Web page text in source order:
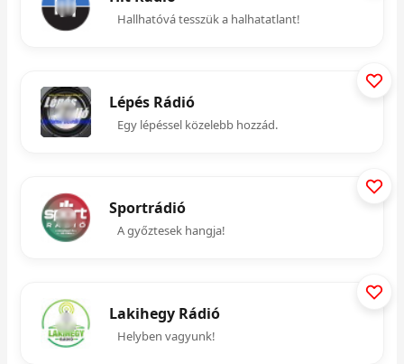
Hallhatóvá tesszük a halhatatlant!
Lépés Rádió
Egy lépéssel közelebb hozzád.
Sportrádió
A győztesek hangja!
Lakihegy Rádió
Helyben vagyunk!